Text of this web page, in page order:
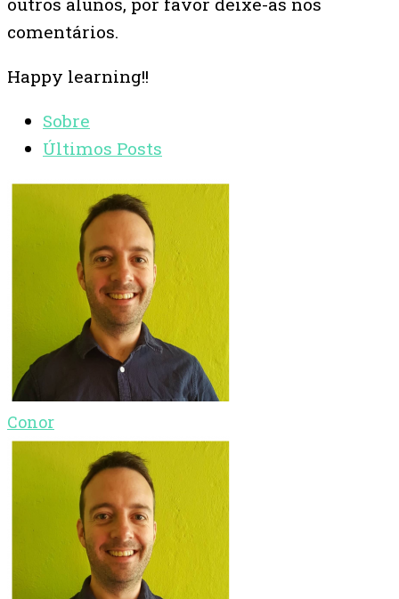
comentários.
Happy learning!!
Sobre
Últimos Posts
Conor